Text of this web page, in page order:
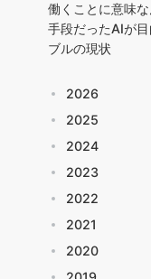
働くことに意味
手段だったAIが
ブルの現状
2026
2025
2024
2023
2022
2021
2020